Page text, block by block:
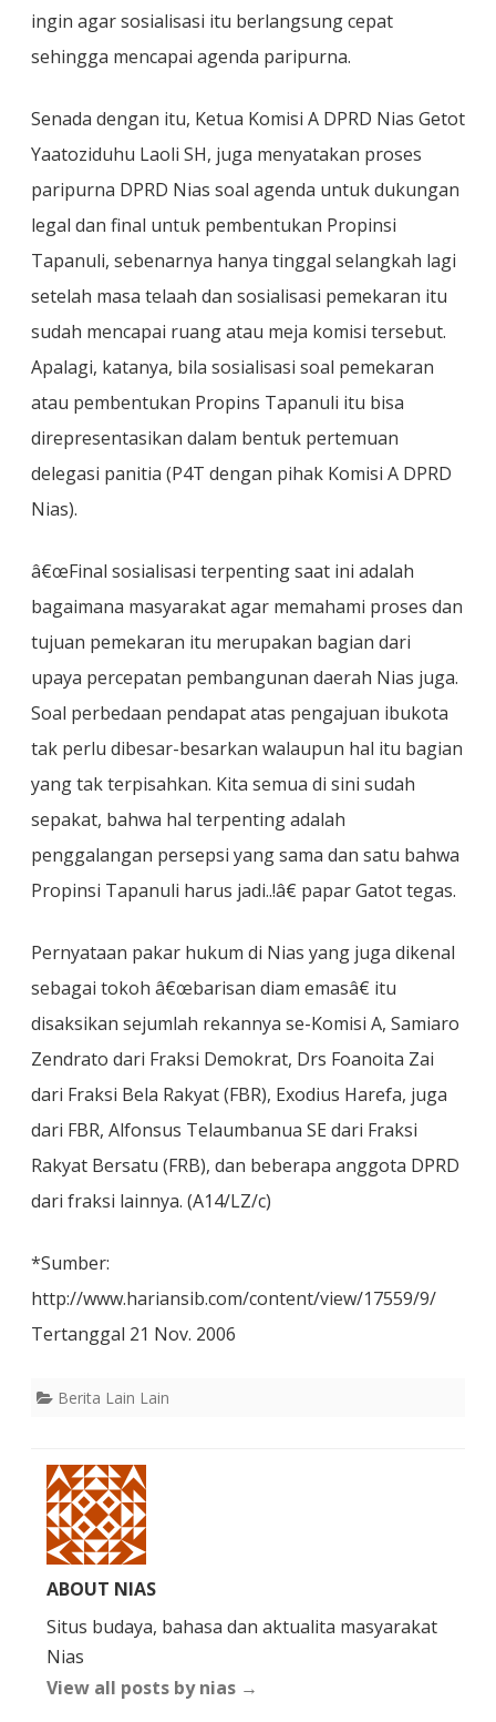
ingin agar sosialisasi itu berlangsung cepat
sehingga mencapai agenda paripurna.
Senada dengan itu, Ketua Komisi A DPRD Nias Getot
Yaatoziduhu Laoli SH, juga menyatakan proses
paripurna DPRD Nias soal agenda untuk dukungan
legal dan final untuk pembentukan Propinsi
Tapanuli, sebenarnya hanya tinggal selangkah lagi
setelah masa telaah dan sosialisasi pemekaran itu
sudah mencapai ruang atau meja komisi tersebut.
Apalagi, katanya, bila sosialisasi soal pemekaran
atau pembentukan Propins Tapanuli itu bisa
direpresentasikan dalam bentuk pertemuan
delegasi panitia (P4T dengan pihak Komisi A DPRD
Nias).
â€œFinal sosialisasi terpenting saat ini adalah
bagaimana masyarakat agar memahami proses dan
tujuan pemekaran itu merupakan bagian dari
upaya percepatan pembangunan daerah Nias juga.
Soal perbedaan pendapat atas pengajuan ibukota
tak perlu dibesar-besarkan walaupun hal itu bagian
yang tak terpisahkan. Kita semua di sini sudah
sepakat, bahwa hal terpenting adalah
penggalangan persepsi yang sama dan satu bahwa
Propinsi Tapanuli harus jadi..!â€ papar Gatot tegas.
Pernyataan pakar hukum di Nias yang juga dikenal
sebagai tokoh â€œbarisan diam emasâ€ itu
disaksikan sejumlah rekannya se-Komisi A, Samiaro
Zendrato dari Fraksi Demokrat, Drs Foanoita Zai
dari Fraksi Bela Rakyat (FBR), Exodius Harefa, juga
dari FBR, Alfonsus Telaumbanua SE dari Fraksi
Rakyat Bersatu (FRB), dan beberapa anggota DPRD
dari fraksi lainnya. (A14/LZ/c)
*Sumber:
http://www.hariansib.com/content/view/17559/9/
Tertanggal 21 Nov. 2006
Berita Lain Lain
ABOUT NIAS
Situs budaya, bahasa dan aktualita masyarakat
Nias
View all posts by nias →